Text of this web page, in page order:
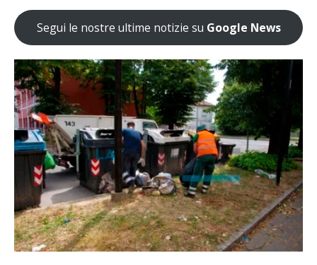
Segui le nostre ultime notizie su Google News